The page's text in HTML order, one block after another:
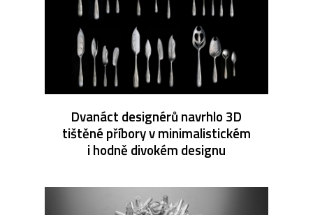
Dvanáct designérů navrhlo 3D
tištěné příbory v minimalistickém
i hodně divokém designu